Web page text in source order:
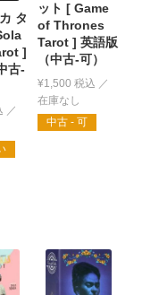
タ
]
古-
ット [ Game
of Thrones
Tarot ] 英語版
（中古-可）
¥1,500 税込
中古 - 可